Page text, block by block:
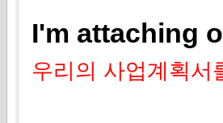
I'm attaching
우리의 사업계획서